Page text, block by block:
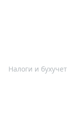
Налоги и бухучет